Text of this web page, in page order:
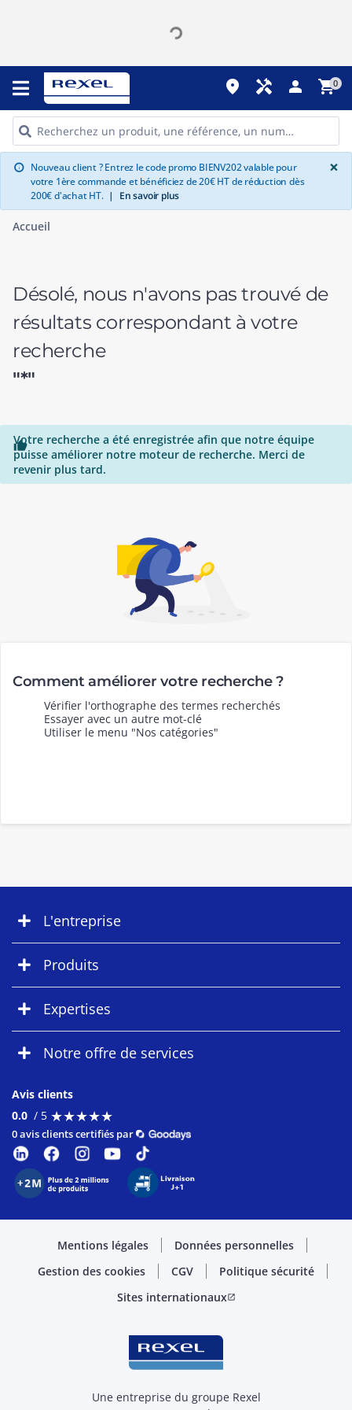
place handyman person shopping_cart0
info Nouveau client ? Entrez le code promo BIENV202 valable pour
votre 1ère commande et bénéficiez de 20€ HT de réduction dès
200€ d'achat HT. | En savoir plus
×
Accueil
Désolé, nous n'avons pas trouvé de
résultats correspondant à votre
recherche
"*"

Votre recherche a été enregistrée afin que notre équipe
puisse améliorer notre moteur de recherche. Merci de
revenir plus tard.
Comment améliorer votre recherche ?
Vérifier l'orthographe des termes recherchés
Essayer avec un autre mot-clé
Utiliser le menu "Nos catégories"
L'entreprise
Produits
Expertises
Notre offre de services
Avis clients
0.0 / 5 ★★★★★
★★★★★
0 avis clients certifiés par
Mentions légales
Données personnelles
Gestion des cookies
CGV
Politique sécurité
Sites internationauxopen_in_new
Une entreprise du groupe Rexel